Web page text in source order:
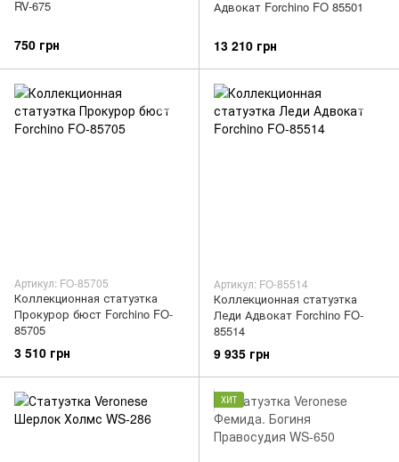
RV-675
750 грн
Адвокат Forchino FO 85501
13 210 грн
Артикул: FO-85705
Коллекционная статуэтка
Прокурор бюст Forchino FO-
85705
3 510 грн
Артикул: FO-85514
Коллекционная статуэтка
Леди Адвокат Forchino FO-
85514
9 935 грн
ХИТ